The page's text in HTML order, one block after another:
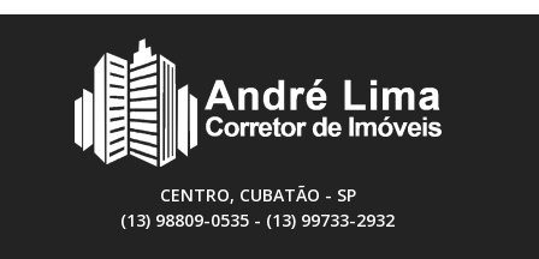
CENTRO, CUBATÃO - SP
(13) 98809-0535 - (13) 99733-2932